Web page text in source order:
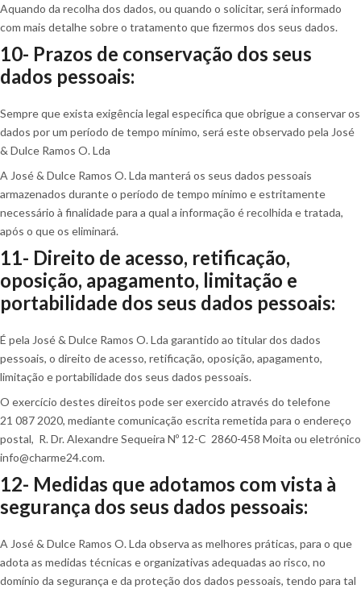
Aquando da recolha dos dados, ou quando o solicitar, será informado
com mais detalhe sobre o tratamento que fizermos dos seus dados.
10- Prazos de conservação dos seus
dados pessoais:
Sempre que exista exigência legal especifica que obrigue a conservar os
dados por um período de tempo mínimo, será este observado pela José
& Dulce Ramos O. Lda
A José & Dulce Ramos O. Lda manterá os seus dados pessoais
armazenados durante o período de tempo mínimo e estritamente
necessário à finalidade para a qual a informação é recolhida e tratada,
após o que os eliminará.
11- Direito de acesso, retificação,
oposição, apagamento, limitação e
portabilidade dos seus dados pessoais:
É pela José & Dulce Ramos O. Lda garantido ao titular dos dados
pessoais, o direito de acesso, retificação, oposição, apagamento,
limitação e portabilidade dos seus dados pessoais.
O exercício destes direitos pode ser exercido através do telefone
21 087 2020, mediante comunicação escrita remetida para o endereço
postal, R. Dr. Alexandre Sequeira Nº 12-C 2860-458 Moita ou eletrónico
info@charme24.com.
12- Medidas que adotamos com vista à
segurança dos seus dados pessoais:
A José & Dulce Ramos O. Lda observa as melhores práticas, para o que
adota as medidas técnicas e organizativas adequadas ao risco, no
domínio da segurança e da proteção dos dados pessoais, tendo para tal